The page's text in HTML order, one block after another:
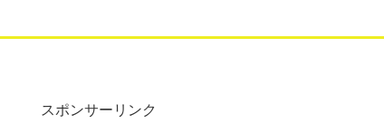
スポンサーリンク